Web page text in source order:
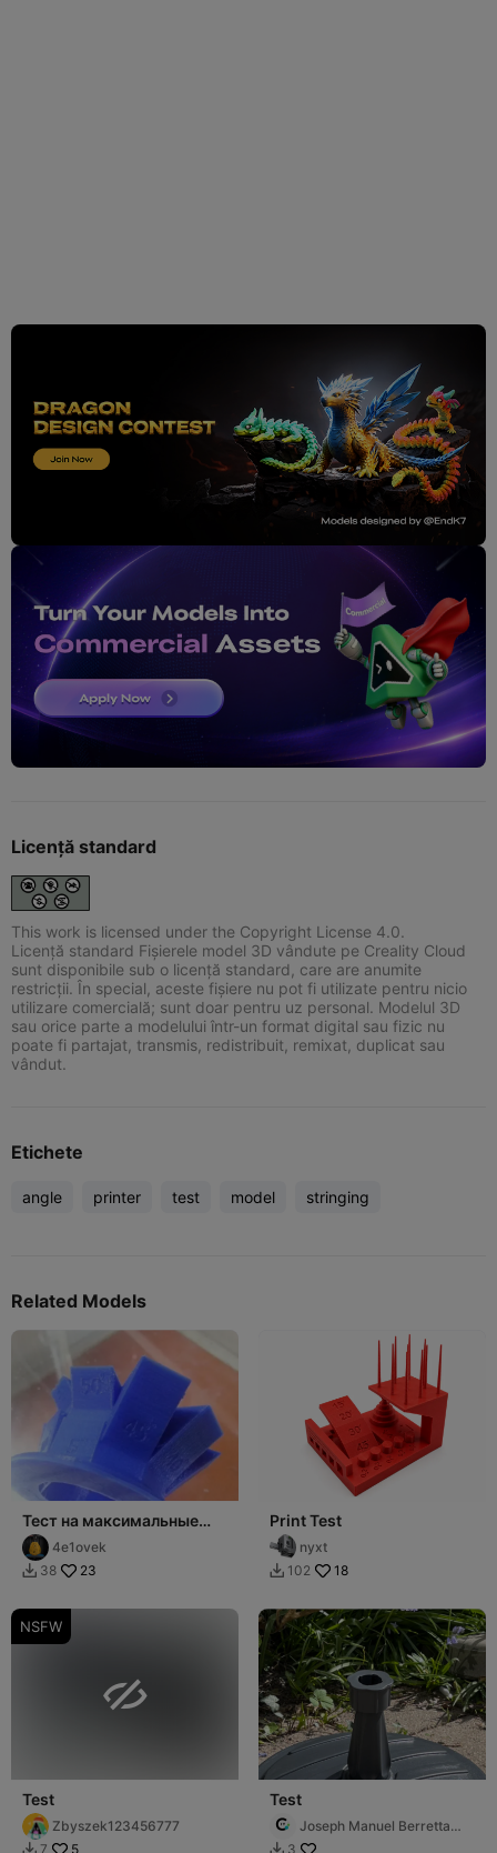
Licență standard
This work is licensed under the Copyright License 4.0.
Licență standard Fișierele model 3D vândute pe Creality Cloud
sunt disponibile sub o licență standard, care are anumite
restricții. În special, aceste fișiere nu pot fi utilizate pentru nicio
utilizare comercială; sunt doar pentru uz personal. Modelul 3D
sau orice parte a modelului într-un format digital sau fizic nu
poate fi partajat, transmis, redistribuit, remixat, duplicat sau
vândut.
Etichete
angle printer test model stringing
Related Models
Тест на максимальные
углы при печати без
поддержек
4e1ovek
 38 23
Print Test
nyxt
 102 18
NSFW

Test
Zbyszek123456777
 7 5
Test
Joseph Manuel Berretta
Moreno
 3